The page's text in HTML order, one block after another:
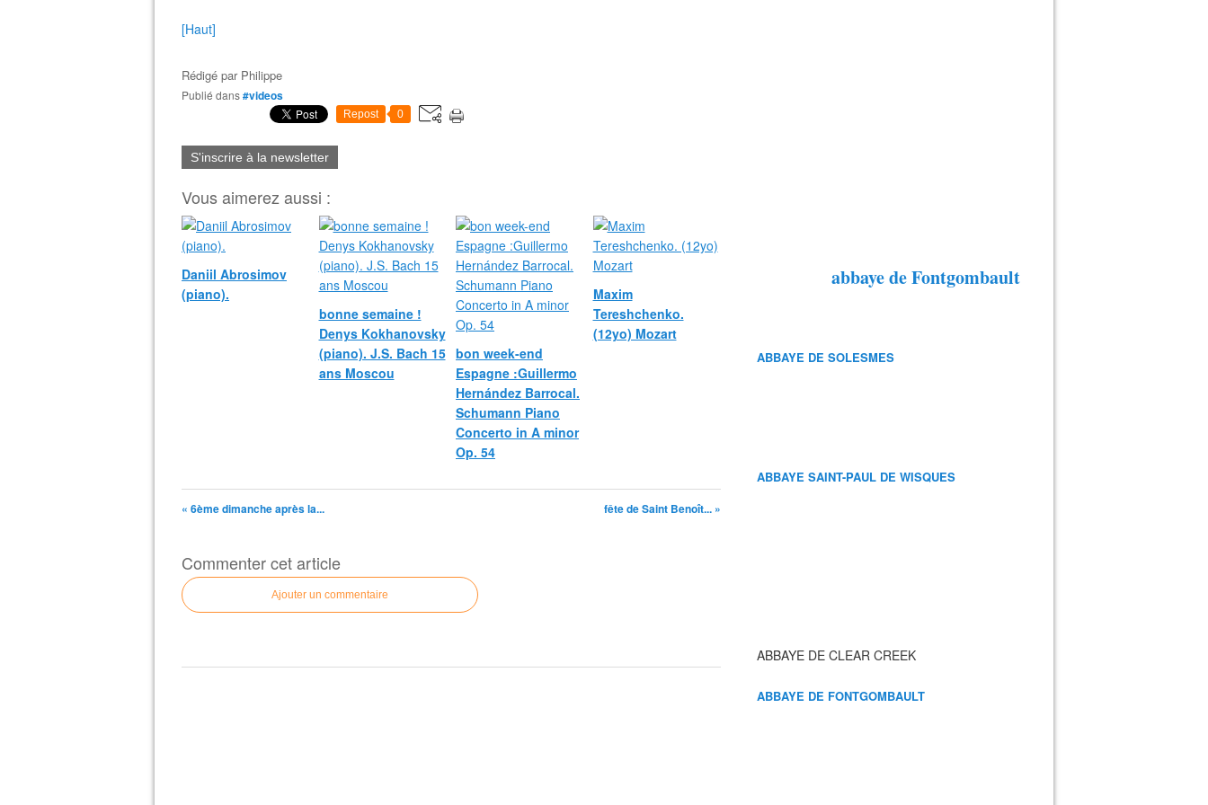
[Haut]
Rédigé par Philippe
Publié dans#videos
Repost 0
S'inscrire à la newsletter
Vous aimerez aussi :
Daniil Abrosimov
(piano).
bonne semaine !
Denys Kokhanovsky
(piano). J.S. Bach 15
ans Moscou
bon week-end
Espagne :Guillermo
Hernández Barrocal.
Schumann Piano
Concerto in A minor
Op. 54
Maxim
Tereshchenko.
(12yo) Mozart
« 6ème dimanche après la... fête de Saint Benoît... »
Commenter cet article
Ajouter un commentaire
abbaye de Fontgombault
ABBAYE DE SOLESMES
ABBAYE SAINT-PAUL DE WISQUES
ABBAYE DE CLEAR CREEK
ABBAYE DE FONTGOMBAULT